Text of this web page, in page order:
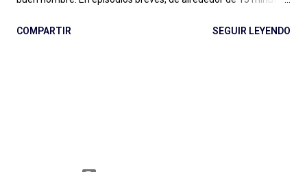
Historia, con música amena y audios de archivo al paso para
COMPARTIR SEGUIR LEYENDO